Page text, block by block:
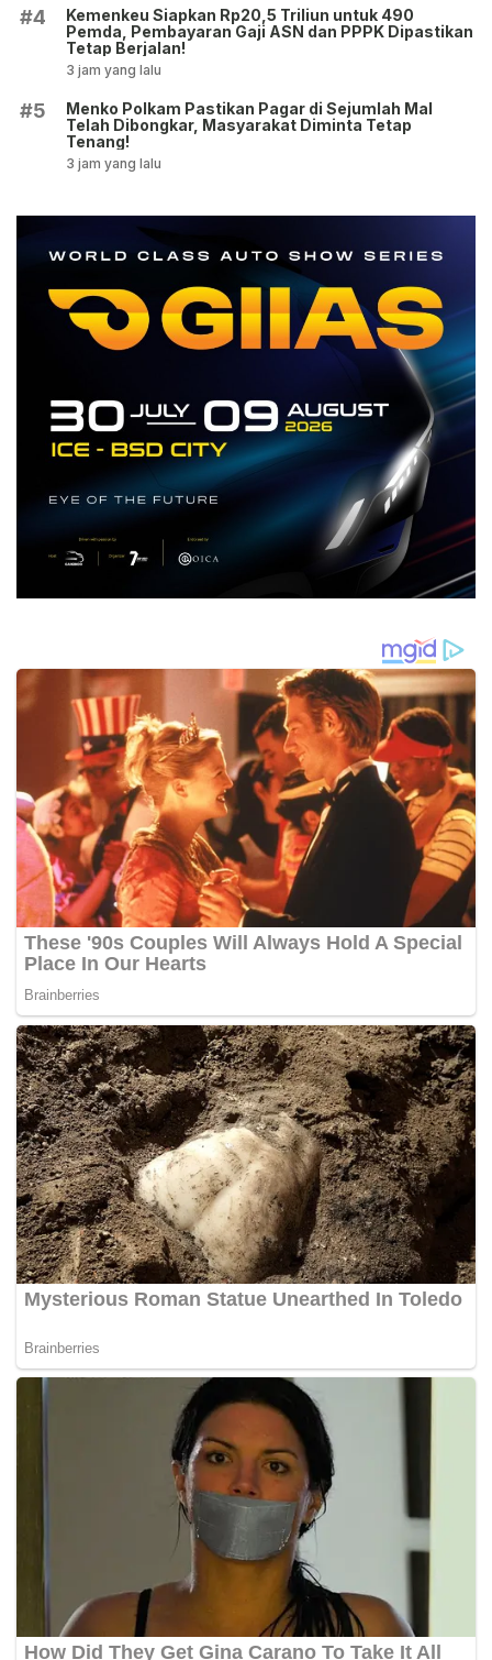
#4
Kemenkeu Siapkan Rp20,5 Triliun untuk 490
Pemda, Pembayaran Gaji ASN dan PPPK Dipastikan
Tetap Berjalan!
3 jam yang lalu
#5
Menko Polkam Pastikan Pagar di Sejumlah Mal
Telah Dibongkar, Masyarakat Diminta Tetap
Tenang!
3 jam yang lalu